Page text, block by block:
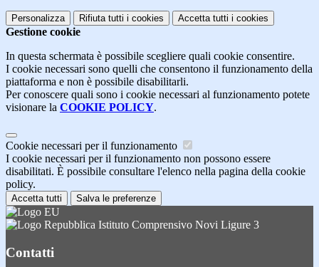
Personalizza Rifiuta tutti i cookies Accetta tutti i cookies
Gestione cookie
In questa schermata è possibile scegliere quali cookie consentire.
I cookie necessari sono quelli che consentono il funzionamento della
piattaforma e non è possibile disabilitarli.
Per conoscere quali sono i cookie necessari al funzionamento potete
visionare la COOKIE POLICY.
Cookie necessari per il funzionamento
I cookie necessari per il funzionamento non possono essere
disabilitati. È possibile consultare l'elenco nella pagina della cookie
policy.
Accetta tutti Salva le preferenze
Istituto Comprensivo Novi Ligure 3
Contatti